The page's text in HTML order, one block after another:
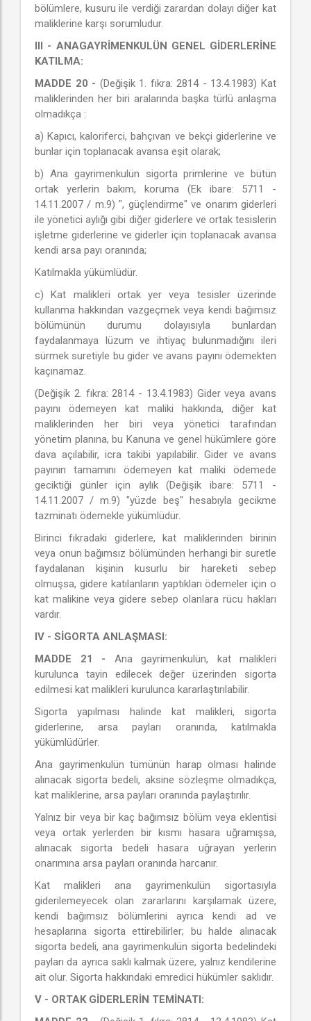
bölümlere, kusuru ile verdiği zarardan dolayı diğer kat
maliklerine karşı sorumludur.
III - ANAGAYRİMENKULÜN GENEL GİDERLERİNE
KATILMA:
MADDE 20 - (Değişik 1. fıkra: 2814 - 13.4.1983) Kat
maliklerinden her biri aralarında başka türlü anlaşma
olmadıkça :
a) Kapıcı, kaloriferci, bahçıvan ve bekçi giderlerine ve
bunlar için toplanacak avansa eşit olarak;
b) Ana gayrimenkulün sigorta primlerine ve bütün
ortak yerlerin bakım, koruma (Ek ibare: 5711 -
14.11.2007 / m.9) ", güçlendirme" ve onarım giderleri
ile yönetici aylığı gibi diğer giderlere ve ortak tesislerin
işletme giderlerine ve giderler için toplanacak avansa
kendi arsa payı oranında;
Katılmakla yükümlüdür.
c) Kat malikleri ortak yer veya tesisler üzerinde
kullanma hakkından vazgeçmek veya kendi bağımsız
bölümünün durumu dolayısıyla bunlardan
faydalanmaya lüzum ve ihtiyaç bulunmadığını ileri
sürmek suretiyle bu gider ve avans payını ödemekten
kaçınamaz.
(Değişik 2. fıkra: 2814 - 13.4.1983) Gider veya avans
payını ödemeyen kat maliki hakkında, diğer kat
maliklerinden her biri veya yönetici tarafından
yönetim planına, bu Kanuna ve genel hükümlere göre
dava açılabilir, icra takibi yapılabilir. Gider ve avans
payının tamamını ödemeyen kat maliki ödemede
geciktiği günler için aylık (Değişik ibare: 5711 -
14.11.2007 / m.9) "yüzde beş" hesabıyla gecikme
tazminatı ödemekle yükümlüdür.
Birinci fıkradaki giderlere, kat maliklerinden birinin
veya onun bağımsız bölümünden herhangi bir suretle
faydalanan kişinin kusurlu bir hareketi sebep
olmuşsa, gidere katılanların yaptıkları ödemeler için o
kat malikine veya gidere sebep olanlara rücu hakları
vardır.
IV - SİGORTA ANLAŞMASI:
MADDE 21 - Ana gayrimenkulün, kat malikleri
kurulunca tayin edilecek değer üzerinden sigorta
edilmesi kat malikleri kurulunca kararlaştırılabilir.
Sigorta yapılması halinde kat malikleri, sigorta
giderlerine, arsa payları oranında, katılmakla
yükümlüdürler.
Ana gayrimenkulün tümünün harap olması halinde
alınacak sigorta bedeli, aksine sözleşme olmadıkça,
kat maliklerine, arsa payları oranında paylaştırılır.
Yalnız bir veya bir kaç bağımsız bölüm veya eklentisi
veya ortak yerlerden bir kısmı hasara uğramışsa,
alınacak sigorta bedeli hasara uğrayan yerlerin
onarımına arsa payları oranında harcanır.
Kat malikleri ana gayrimenkulün sigortasıyla
giderilemeyecek olan zararlarını karşılamak üzere,
kendi bağımsız bölümlerini ayrıca kendi ad ve
hesaplarına sigorta ettirebilirler; bu halde alınacak
sigorta bedeli, ana gayrimenkulün sigorta bedelindeki
payları da ayrıca saklı kalmak üzere, yalnız kendilerine
ait olur. Sigorta hakkındaki emredici hükümler saklıdır.
V - ORTAK GİDERLERİN TEMİNATI: